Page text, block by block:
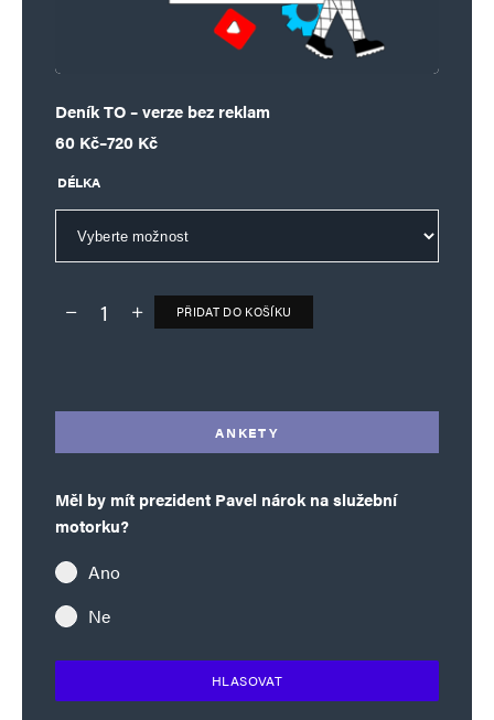
Deník TO – verze bez reklam
60 Kč–720 Kč
Rozpětí cen: 60 Kč až 720 Kč
DÉLKA
Deník TO – verze bez reklam množství
PŘIDAT DO KOŠÍKU
ANKETY
Měl by mít prezident Pavel nárok na služební
motorku?
Ano
Ne
HLASOVAT